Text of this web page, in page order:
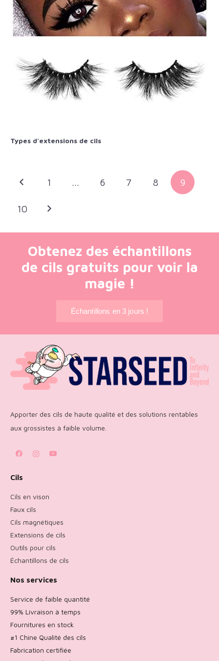
Types d'extensions de cils
1 6 7 8 9
10
Obtenez des échantillons
de cils gratuits pour voir la
magie !
Échantillons en 3 jours !
Apporter des cils de haute qualité et des solutions rentables
aux grossistes à faible volume.
Cils
Cils en vison
Faux cils
Cils magnétiques
Extensions de cils
Outils pour cils
Échantillons de cils
Nos services
Service de faible quantité
99% Livraison à temps
Fournitures en stock
#1 Chine Qualité des cils
Fabrication certifiée